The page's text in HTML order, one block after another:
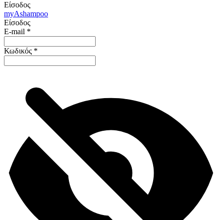
Είσοδος
myAshampoo
Είσοδος
E-mail *
Κωδικός *